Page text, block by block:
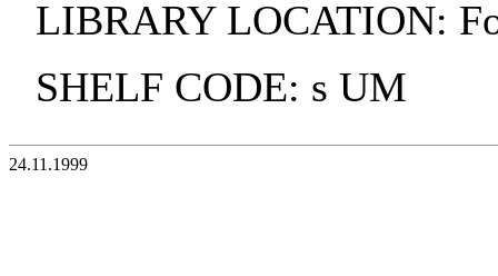
LIBRARY LOCATION:
SHELF CODE: s UM
24.11.1999